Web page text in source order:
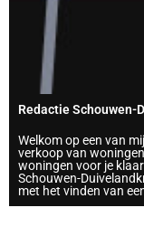
Redactie Schouwen-
Welkom op een van
verkoop van
woningen voor je
Schouwen-
met het vinden van